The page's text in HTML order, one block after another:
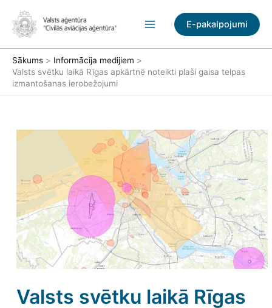
saturu
E-pakalpojumi
Sākums
Informācija medijiem
Valsts svētku laikā Rīgas apkārtnē noteikti plaši gaisa telpas
izmantošanas ierobežojumi
Valsts svētku laikā Rīgas